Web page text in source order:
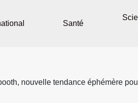
Santé
nouvelle tendance éphémère